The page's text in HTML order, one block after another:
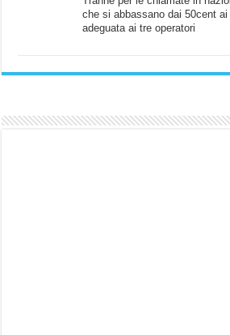
che si abbassano dai 50cent
adeguata ai tre operatori